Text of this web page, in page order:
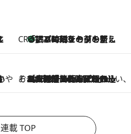
CREA'S CHOICE
2026.8.10
「眠る時刻をセットする」——眠りの前を整える、バルミューダの新しいアプローチ
そおだよおこの関西おいしい、おやつ紀行
2026.8.9
［大阪府箕面市］一皿一皿目の前で仕上げられる、料理を巧みに組み込んだアシェットデセールコース「ミチル アシェット デセール（Michiru assiette dessert）」
連載 TOP